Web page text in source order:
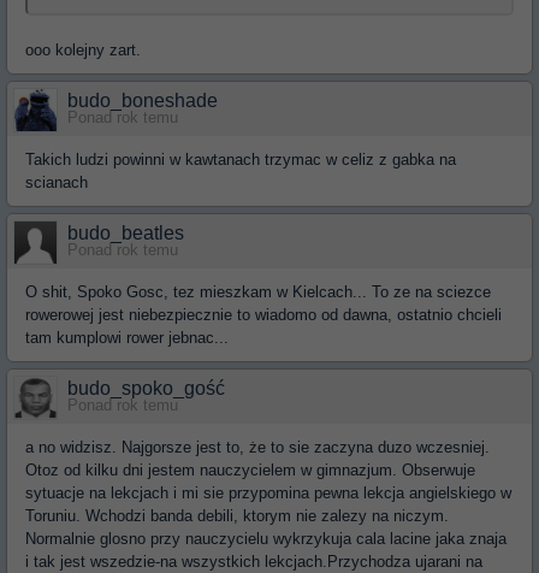
ooo kolejny zart.
budo_boneshade
Ponad rok temu
Takich ludzi powinni w kawtanach trzymac w celiz z gabka na
scianach
budo_beatles
Ponad rok temu
O shit, Spoko Gosc, tez mieszkam w Kielcach... To ze na sciezce
rowerowej jest niebezpiecznie to wiadomo od dawna, ostatnio chcieli
tam kumplowi rower jebnac...
budo_spoko_gość
Ponad rok temu
a no widzisz. Najgorsze jest to, że to sie zaczyna duzo wczesniej.
Otoz od kilku dni jestem nauczycielem w gimnazjum. Obserwuje
sytuacje na lekcjach i mi sie przypomina pewna lekcja angielskiego w
Toruniu. Wchodzi banda debili, ktorym nie zalezy na niczym.
Normalnie glosno przy nauczycielu wykrzykuja cala lacine jaka znaja
i tak jest wszedzie-na wszystkich lekcjach.Przychodza ujarani na